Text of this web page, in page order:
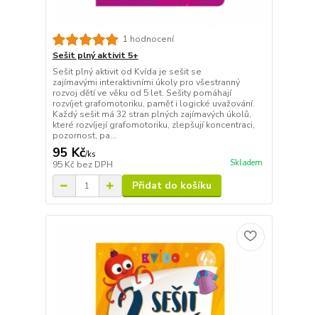
1 hodnocení
Sešit plný aktivit 5+
Sešit plný aktivit od Kvída je sešit se
zajímavými interaktivními úkoly pro všestranný
rozvoj dětí ve věku od 5 let. Sešity pomáhají
rozvíjet grafomotoriku, paměť i logické uvažování.
Každý sešit má 32 stran plných zajímavých úkolů,
které rozvíjejí grafomotoriku, zlepšují koncentraci,
pozornost, pa...
95 Kč/ks
95 Kč bez DPH Skladem
Přidat do košíku